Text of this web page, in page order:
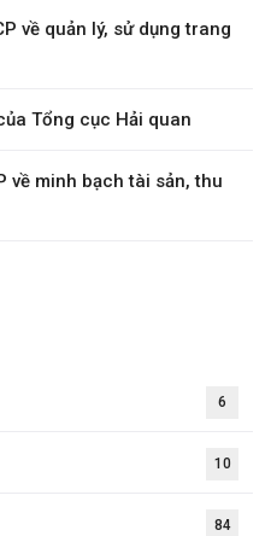
về quản lý, sử dụng trang
Tổng cục Hải quan
về minh bạch tài sản, thu
6
10
84